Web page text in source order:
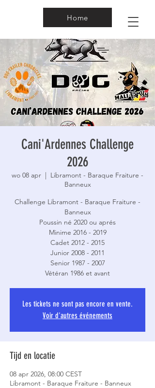
Home
Cani'Ardennes Challenge
2026
wo 08 apr
  |
Libramont - Baraque Fraiture -
Banneux
Challenge Libramont - Baraque Fraiture -
Banneux
Poussin né 2020 ou aprés
Minime 2016 - 2019
Cadet 2012 - 2015
Junior 2008 - 2011
Senior 1987 - 2007
Vétéran 1986 et avant
Les tickets ne sont pas encore en vente.
Voir d'autres événements
Tijd en locatie
08 apr 2026, 08:00 CEST
Libramont - Baraque Fraiture - Banneux